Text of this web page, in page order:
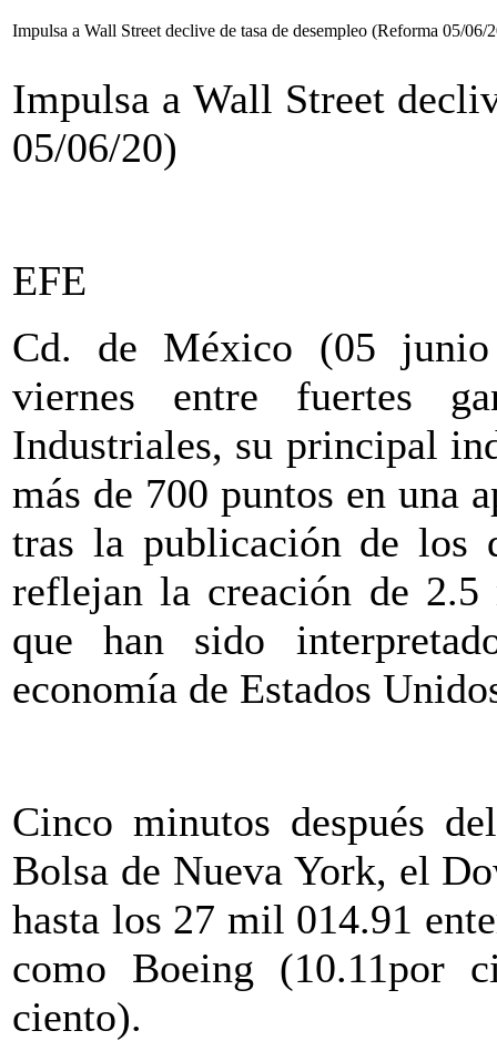
Impulsa a Wall Street declive de tasa de desempleo (Reforma 05/06/
Impulsa a Wall Street
05/06/20)
EFE
Cd. de México (05
viernes entre fuertes
Industriales, su principal
más de 700 puntos en una
tras la publicación de los
reflejan la creación de
que han sido
economía de Estados
Cinco minutos después
Bolsa de Nueva York, el
hasta los 27 mil 014.91
como Boeing (10.11por
ciento).